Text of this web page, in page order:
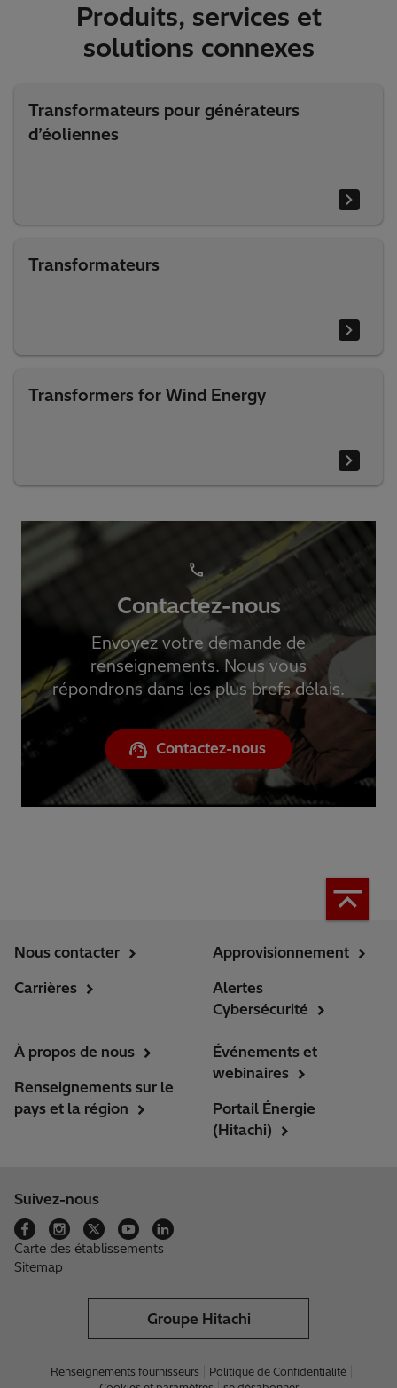
Produits, services et
solutions connexes
Transformateurs pour générateurs
d’éoliennes
Transformateurs
Transformers for Wind Energy
Contactez-nous
Envoyez votre demande de
renseignements. Nous vous
répondrons dans les plus brefs délais.
Contactez-nous
Nous contacter
Carrières
Approvisionnement
Alertes
Cybersécurité
À propos de nous
Renseignements sur le
pays et la région
Événements et
webinaires
Portail Énergie
(Hitachi)
Suivez-nous
Carte des établissements
Sitemap
Groupe Hitachi
Renseignements fournisseurs
Politique de Confidentialité